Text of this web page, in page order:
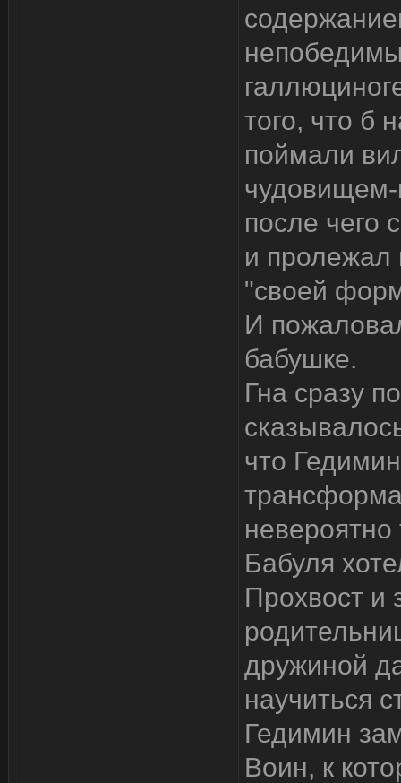
того, что б
поймали
чудовищем-
после чего
и пролежал
"своей
И
бабушке.
Гна сразу
что
Бабуля
Прохвост и
дружиной
научиться
Гедимин
Воин, к